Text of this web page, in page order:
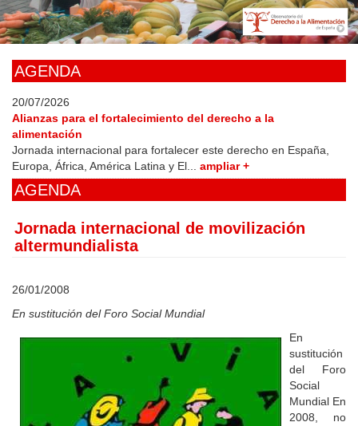
Skip
to
main
AGENDA
20/07/2026
Alianzas para el fortalecimiento del derecho a la
alimentación
Jornada internacional para fortalecer este derecho en España,
Europa, África, América Latina y El... ampliar +
AGENDA
Jornada internacional de movilización
altermundialista
26/01/2008
En sustitución del Foro Social Mundial
En
sustitución
del Foro
Social
Mundial En
2008, no